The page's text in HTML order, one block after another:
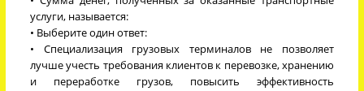
услуги, называется:
• Выберите один ответ:
• Специализация грузовых терминалов не позволяет
лучше учесть требования клиентов к перевозке, хранению
и переработке грузов, повысить эффективность